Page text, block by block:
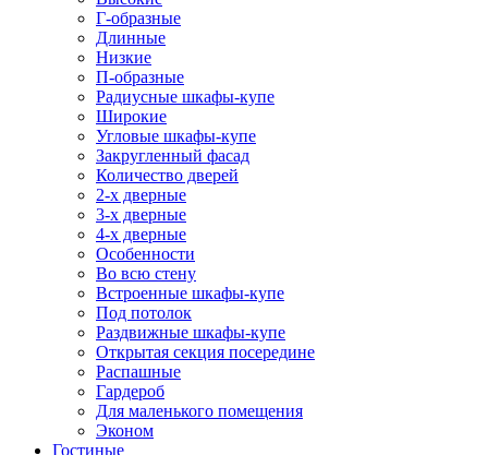
Г-образные
Длинные
Низкие
П-образные
Радиусные шкафы-купе
Широкие
Угловые шкафы-купе
Закругленный фасад
Количество дверей
2-х дверные
3-х дверные
4-х дверные
Особенности
Во всю стену
Встроенные шкафы-купе
Под потолок
Раздвижные шкафы-купе
Открытая секция посередине
Распашные
Гардероб
Для маленького помещения
Эконом
Гостиные